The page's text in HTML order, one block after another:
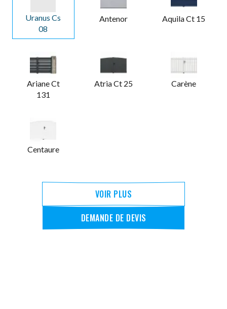
Uranus Cs
08
Antenor Aquila Ct 15
Ariane Ct
131
Atria Ct 25 Carène
Centaure
VOIR PLUS
DEMANDE DE DEVIS